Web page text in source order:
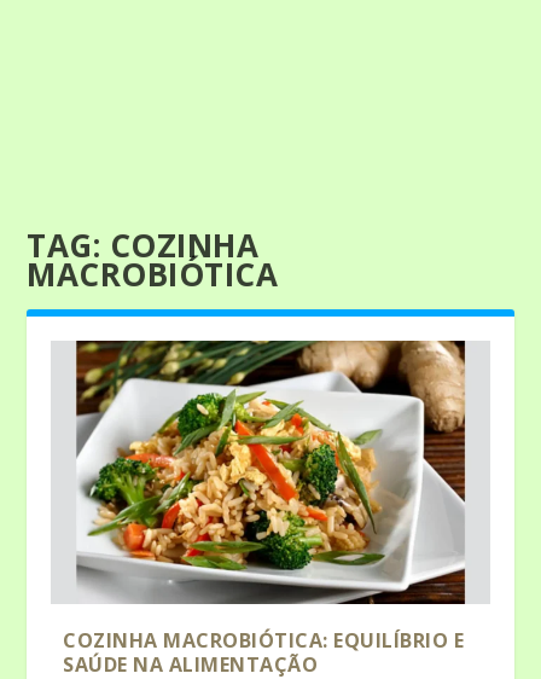
TAG: COZINHA
MACROBIÓTICA
COZINHA MACROBIÓTICA: EQUILÍBRIO E
SAÚDE NA ALIMENTAÇÃO